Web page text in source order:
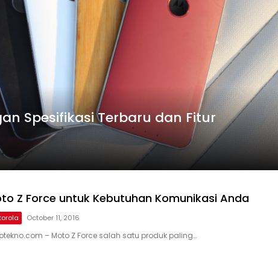
Spesifikasi Terbaru dan Fitur
Z Force untuk Kebutuhan Komunikasi Anda
October 11, 2016
– Moto Z Force salah satu produk paling…